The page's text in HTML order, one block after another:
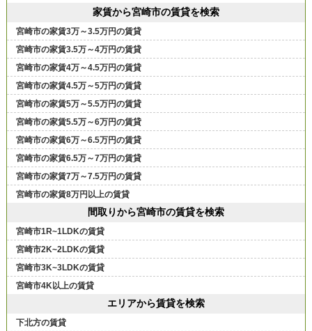
家賃から宮崎市の賃貸を検索
宮崎市の家賃3万～3.5万円の賃貸
宮崎市の家賃3.5万～4万円の賃貸
宮崎市の家賃4万～4.5万円の賃貸
宮崎市の家賃4.5万～5万円の賃貸
宮崎市の家賃5万～5.5万円の賃貸
宮崎市の家賃5.5万～6万円の賃貸
宮崎市の家賃6万～6.5万円の賃貸
宮崎市の家賃6.5万～7万円の賃貸
宮崎市の家賃7万～7.5万円の賃貸
宮崎市の家賃8万円以上の賃貸
間取りから宮崎市の賃貸を検索
宮崎市1R~1LDKの賃貸
宮崎市2K~2LDKの賃貸
宮崎市3K~3LDKの賃貸
宮崎市4K以上の賃貸
エリアから賃貸を検索
下北方の賃貸